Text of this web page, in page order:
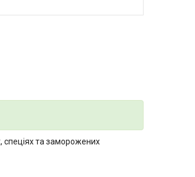
спеціях та заморожених